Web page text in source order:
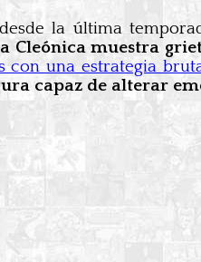
desde la última
Cleónica muestra
con una estrategia
capaz de alterar